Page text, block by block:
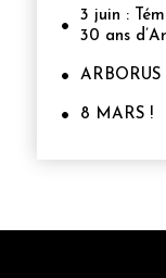
3 juin :
30 ans
ARBORUS
8 MARS !